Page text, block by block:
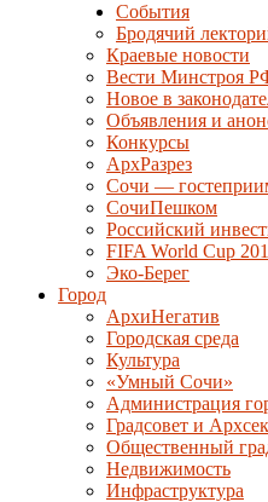
События
Бродячий
Краевые новости
Вести Минстроя
Новое в
Объявления и
Конкурсы
АрхРазрез
Сочи —
СочиПешком
Российский
FIFA World Cup
Эко-Берег
Город
АрхиНегатив
Городская среда
Культура
«Умный Сочи»
Администрация
Градсовет и
Общественный
Недвижимость
Инфраструктура